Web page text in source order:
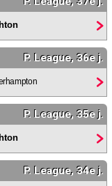
P. League, 36e j.
P. League, 35e j.
P. League, 34e j.